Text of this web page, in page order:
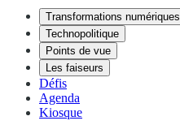
Transformations numériques
Technopolitique
Points de vue
Les faiseurs
Défis
Agenda
Kiosque